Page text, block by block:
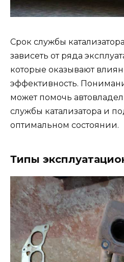
Срок службы
зависеть от ряда
которые оказывают
эффективность.
может помочь
службы катализатора и
оптимальном состоянии.
Типы